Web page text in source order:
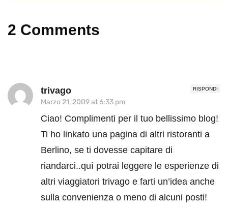
2 Comments
RISPONDI
trivago
Marzo 21, 2009 at 6:33 pm
Ciao! Complimenti per il tuo bellissimo blog!
Ti ho linkato una pagina di altri ristoranti a
Berlino, se ti dovesse capitare di
riandarci..quì potrai leggere le esperienze di
altri viaggiatori trivago e farti un’idea anche
sulla convenienza o meno di alcuni posti!